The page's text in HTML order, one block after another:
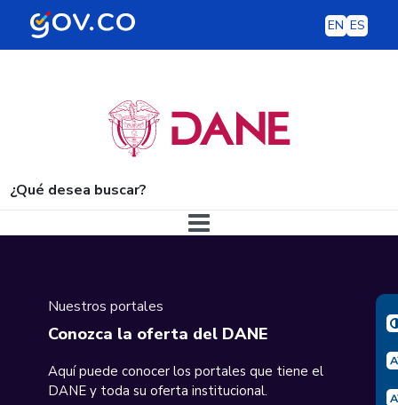
EN ES
¿Qué desea buscar?
Nuestros portales
Conozca la oferta del DANE
Aquí puede conocer los portales que tiene el
DANE y toda su oferta institucional.